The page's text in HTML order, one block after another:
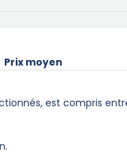
Prix moyen
est compris